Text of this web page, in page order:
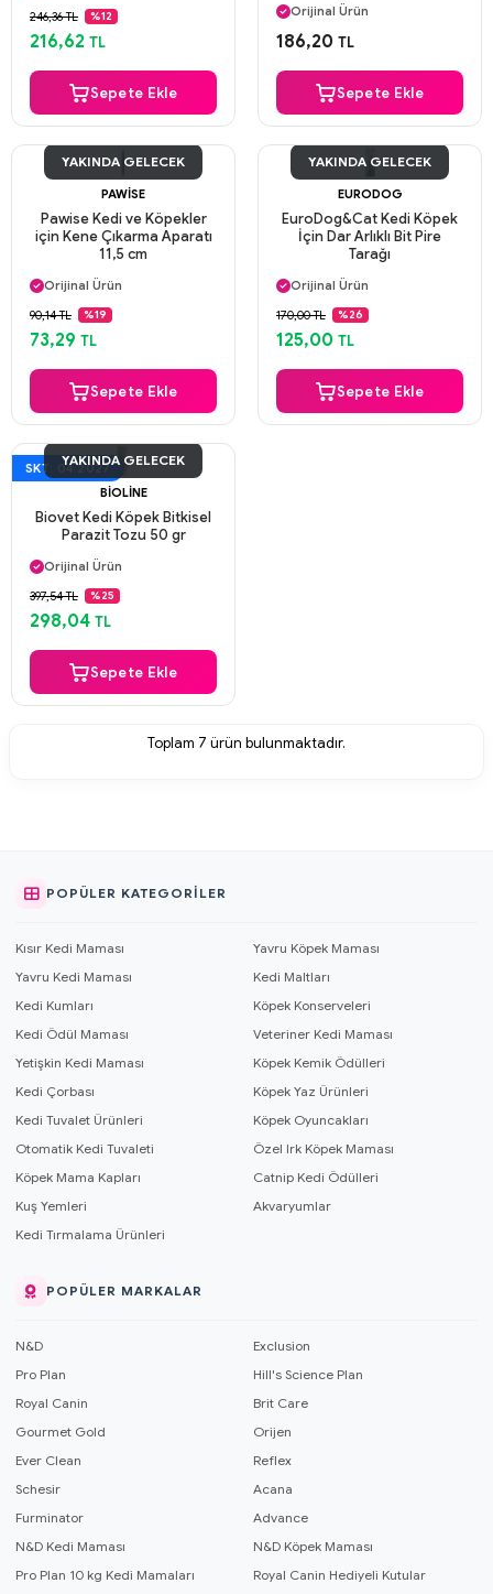
Güvenli Ödeme
Aynı Gün Kargo
246,36 TL %12
216,62 TL
Sepete Ekle
Orijinal Ürün
Güvenli Ödeme
186,20 TL
Sepete Ekle
YAKINDA GELECEK
PAWISE
Pawise Kedi ve Köpekler
için Kene Çıkarma Aparatı
11,5 cm
Aynı Gün Kargo
Orijinal Ürün
Güvenli Ödeme
Aynı Gün Kargo
90,14 TL %19
73,29 TL
Sepete Ekle
YAKINDA GELECEK
EURODOG
EuroDog&Cat Kedi Köpek
İçin Dar Arlıklı Bit Pire
Tarağı
Aynı Gün Kargo
Orijinal Ürün
Güvenli Ödeme
Aynı Gün Kargo
170,00 TL %26
125,00 TL
Sepete Ekle
SKT: 04.2027
YAKINDA GELECEK
BIOLINE
Biovet Kedi Köpek Bitkisel
Parazit Tozu 50 gr
Aynı Gün Kargo
Orijinal Ürün
Güvenli Ödeme
Aynı Gün Kargo
397,54 TL %25
298,04 TL
Sepete Ekle
Toplam 7 ürün bulunmaktadır.
POPÜLER KATEGORILER
Kısır Kedi Maması
Yavru Köpek Maması
Yavru Kedi Maması
Kedi Maltları
Kedi Kumları
Köpek Konserveleri
Kedi Ödül Maması
Veteriner Kedi Maması
Yetişkin Kedi Maması
Köpek Kemik Ödülleri
Kedi Çorbası
Köpek Yaz Ürünleri
Kedi Tuvalet Ürünleri
Köpek Oyuncakları
Otomatik Kedi Tuvaleti
Özel Irk Köpek Maması
Köpek Mama Kapları
Catnip Kedi Ödülleri
Kuş Yemleri
Akvaryumlar
Kedi Tırmalama Ürünleri
POPÜLER MARKALAR
N&D
Exclusion
Pro Plan
Hill's Science Plan
Royal Canin
Brit Care
Gourmet Gold
Orijen
Ever Clean
Reflex
Schesir
Acana
Furminator
Advance
N&D Kedi Maması
N&D Köpek Maması
Pro Plan 10 kg Kedi Mamaları
Royal Canin Hediyeli Kutular